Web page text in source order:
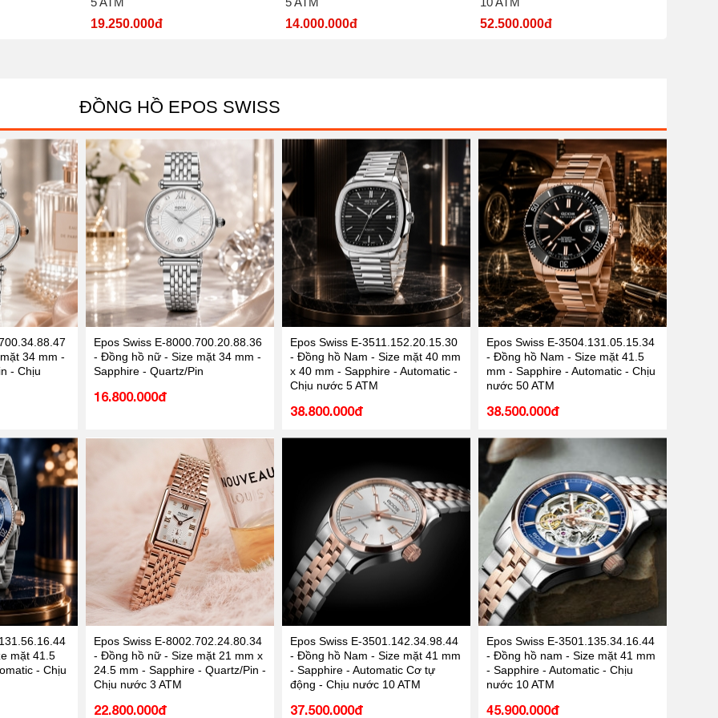
19.250.000đ
14.000.000đ
52.500.000đ
ĐỒNG HỒ EPOS SWISS
34 mm -
- Chịu
Epos Swiss E-8000.700.20.88.36
- Đồng hồ nữ - Size mặt 34 mm -
Sapphire - Quartz/Pin
16.800.000đ
Epos Swiss E-3511.152.20.15.30
- Đồng hồ Nam - Size mặt 40 mm
x 40 mm - Sapphire - Automatic -
Chịu nước 5 ATM
38.800.000đ
Epos Swiss E-3504.131.05.15.34
- Đồng hồ Nam - Size mặt 41.5
mm - Sapphire - Automatic - Chịu
nước 50 ATM
38.500.000đ
mặt 41.5
- Chịu
Epos Swiss E-8002.702.24.80.34
- Đồng hồ nữ - Size mặt 21 mm x
24.5 mm - Sapphire - Quartz/Pin -
Chịu nước 3 ATM
22.800.000đ
Epos Swiss E-3501.142.34.98.44
- Đồng hồ Nam - Size mặt 41 mm
- Sapphire - Automatic Cơ tự
động - Chịu nước 10 ATM
37.500.000đ
Epos Swiss E-3501.135.34.16.44
- Đồng hồ nam - Size mặt 41 mm
- Sapphire - Automatic - Chịu
nước 10 ATM
45.900.000đ